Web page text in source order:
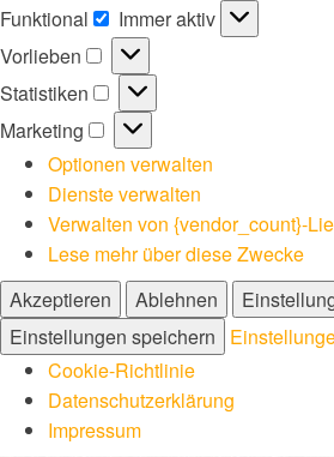
Funktional
Funktional
Immer aktiv
Vorlieben
Vorlieben
Statistiken
Statistiken
Marketing
Marketing
Optionen verwalten
Dienste verwalten
Verwalten von {vendor_count}-
Lese mehr über diese Zwecke
Akzeptieren
Ablehnen
Einstellungen speichern
Cookie-Richtlinie
Datenschutzerklärung
Impressum